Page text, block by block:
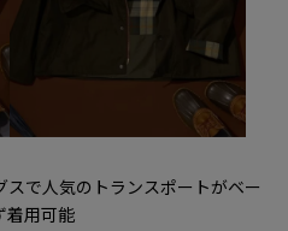
で人気のトランスポートがベー
着用可能